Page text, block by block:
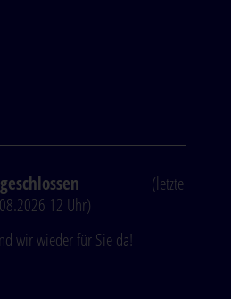
(letzte
12 Uhr)
wir wieder für Sie da!